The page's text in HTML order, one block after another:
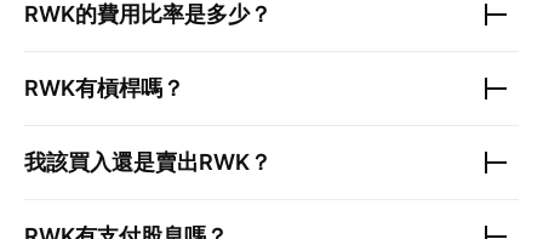
RWK的費用比率是多少？
RWK有槓桿嗎？
我該買入還是賣出RWK ？